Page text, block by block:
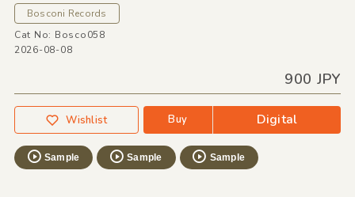
Bosconi Records
Cat No: Bosco058
2026-08-08
900 JPY
Wishlist Buy Digital
Sample Sample Sample